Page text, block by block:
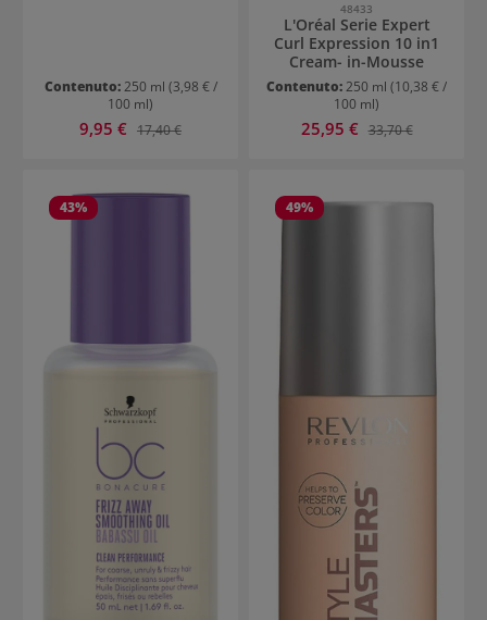
Contenuto:250 ml (3,98 € /
100 ml)
Prezzo di vendita:
9,95 € Prezzo normale:
17,40 €
48433
L'Oréal Serie Expert
Curl Expression 10 in1
Cream- in-Mousse
Contenuto:250 ml (10,38 € /
100 ml)
Prezzo di vendita:
25,95 € Prezzo normale:
33,70 €
43% 49%